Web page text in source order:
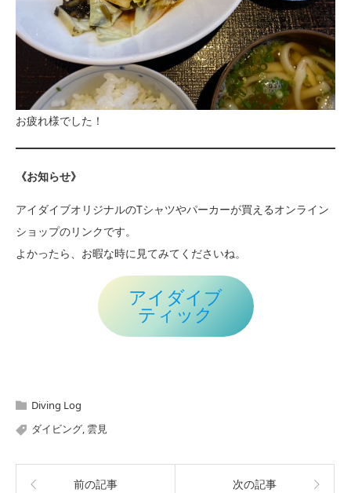
お疲れ様でした！
《お知らせ》
アイダイブオリジナルのTシャツやパーカーが買えるオンライン
ショップのリンクです。
よかったら、お暇な時に見てみてくださいね。
アイダイブ
ティック
Diving Log
ダイビング, 雲見
前の記事 次の記事